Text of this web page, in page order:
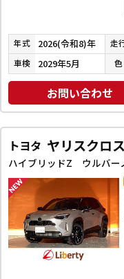
年式 2026(令和8)年 走
車検 2029年5月 色
お問い合わせ
トヨタ ヤリスクロス